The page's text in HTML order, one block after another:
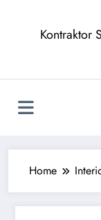
Kontraktor
Home